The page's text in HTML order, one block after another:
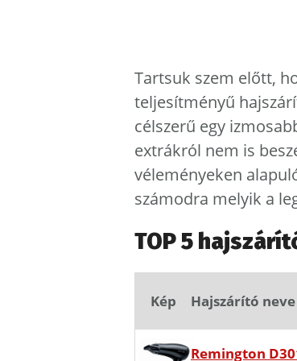
Tartsuk szem előtt,
teljesítményű
célszerű egy
extrákról nem is
véleményeken
számodra melyik a
TOP 5
Kép Hajszárító neve
Remington